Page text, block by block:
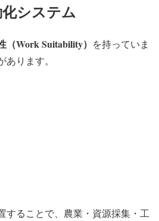
システム
（Work Suitability） を持っていま
ります。
することで、農業・資源採集・工